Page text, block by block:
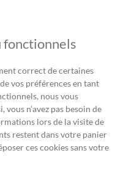
fonctionnels
correct de certaines
vos préférences en tant
nous vous
n’avez pas besoin de
lors de la visite de
restent dans votre panier
ces cookies sans votre